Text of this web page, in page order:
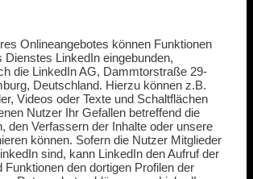
Onlineangebotes können Funktionen
Dienstes LinkedIn eingebunden,
die LinkedIn AG, Dammtorstraße 29-
Deutschland. Hierzu können z.B.
Videos oder Texte und Schaltflächen
Nutzer Ihr Gefallen betreffend die
den Verfassern der Inhalte oder unsere
können. Sofern die Nutzer Mitglieder
sind, kann LinkedIn den Aufruf der
Funktionen den dortigen Profilen der